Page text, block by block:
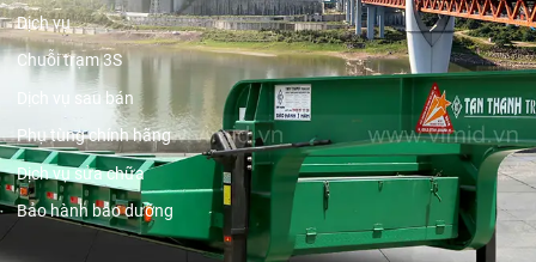
Dịch vụ
Chuỗi trạm 3S
Dịch vụ sau bán
Phụ tùng chính hãng
Dịch vụ sửa chữa
Bảo hành bảo dưỡng